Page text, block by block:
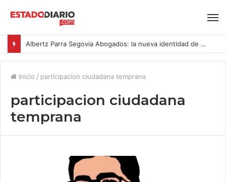
Albertz Parra Segovia Abogados: la nueva identidad de Segovia Consulting
Inicio / participacion ciudadana temprana
participacion ciudadana
temprana